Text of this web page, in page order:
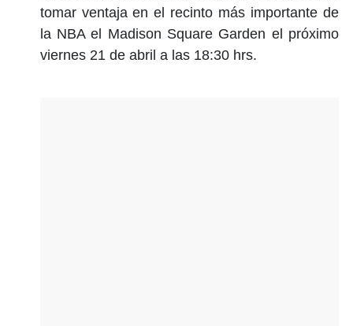
tomar ventaja en el recinto más importante de
la NBA el Madison Square Garden el próximo
viernes 21 de abril a las 18:30 hrs.